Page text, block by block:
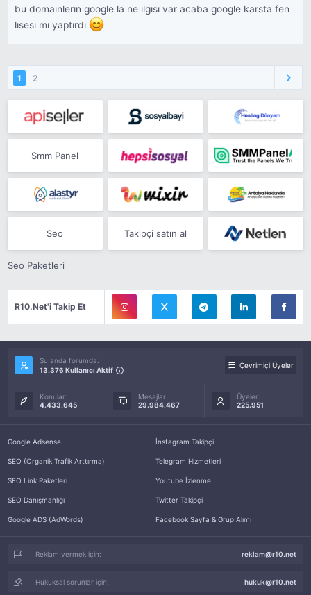
bu domaınlerın google la ne ılgısı var acaba google karsta fen
lısesı mı yaptırdı
1 2
Smm Panel
Seo Takipçi satın al
Seo Paketleri
R10.Net'i Takip Et
Şu anda forumda:
13.376 Kullanıcı Aktif
Çevrimiçi Üyeler
Konular:
4.433.645
Mesajlar:
29.984.467
Üyeler:
225.951
Google Adsense
SEO (Organik Trafik Arttırma)
SEO Link Paketleri
SEO Danışmanlığı
Google ADS (AdWords)
İnstagram Takipçi
Telegram Hizmetleri
Youtube İzlenme
Twitter Takipçi
Facebook Sayfa & Grup Alımı
Reklam vermek için: reklam@r10.net
Hukuksal sorunlar için: hukuk@r10.net